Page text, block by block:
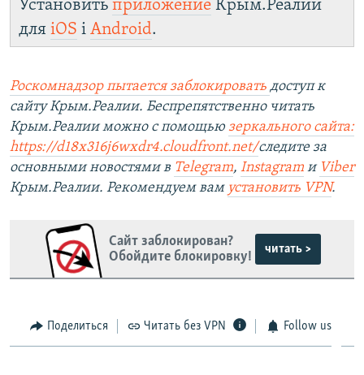
Установить приложение Крым.Реалии
для iOS і Android.
Роскомнадзор пытается заблокировать доступ к
сайту Крым.Реалии. Беспрепятственно читать
Крым.Реалии можно с помощью зеркального сайта:
https://d18x316j6wxdr4.cloudfront.net/следите за
основными новостями в Telegram, Instagram и Viber
Крым.Реалии. Рекомендуем вам установить VPN.
Сайт заблокирован?
Обойдите блокировку!
читать >
Поделиться Читать без VPN Follow us